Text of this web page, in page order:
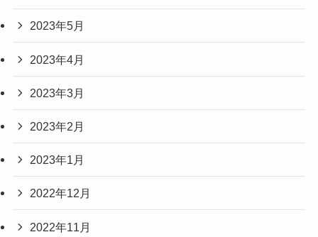
2023年5月
2023年4月
2023年3月
2023年2月
2023年1月
2022年12月
2022年11月